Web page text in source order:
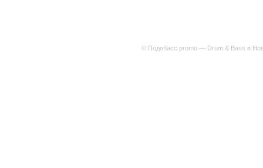
© Подобасс promo — Drum & Bass в